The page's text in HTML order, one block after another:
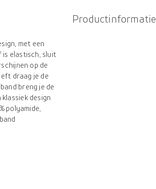
met een
elastisch, sluit
op de
draag je de
breng je de
design
polyamide,
Productinformatie